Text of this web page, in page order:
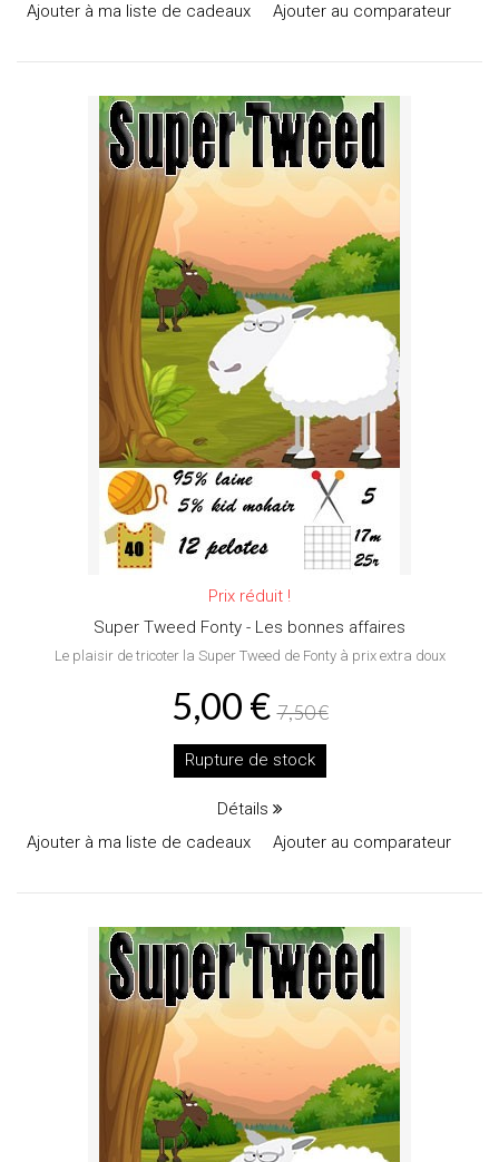
Ajouter à ma liste de cadeaux
Ajouter au comparateur
Prix réduit !
Super Tweed Fonty - Les bonnes affaires
Le plaisir de tricoter la Super Tweed de Fonty à prix extra doux
5,00 €7,50 €
Rupture de stock
Détails
Ajouter à ma liste de cadeaux
Ajouter au comparateur